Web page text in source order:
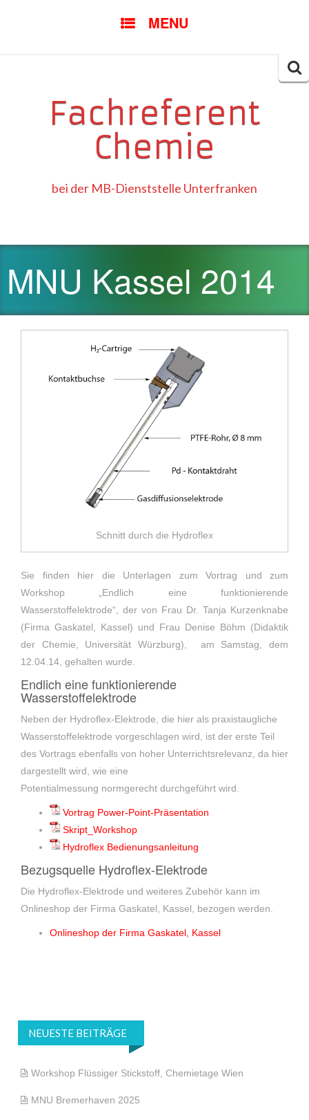
MENU
Fachreferent
Chemie
bei der MB-Dienststelle Unterfranken
MNU Kassel 2014
Schnitt durch die Hydroflex
Sie finden hier die Unterlagen zum Vortrag und zum
Workshop „Endlich eine funktionierende
Wasserstoffelektrode“, der von Frau Dr. Tanja Kurzenknabe
(Firma Gaskatel, Kassel) und Frau Denise Böhm (Didaktik
der Chemie, Universität Würzburg), am Samstag, dem
12.04.14, gehalten wurde.
Endlich eine funktionierende
Wasserstoffelektrode
Neben der Hydroflex-Elektrode, die hier als praxistaugliche
Wasserstoffelektrode vorgeschlagen wird, ist der erste Teil
des Vortrags ebenfalls von hoher Unterrichtsrelevanz, da hier
dargestellt wird, wie eine
Potentialmessung normgerecht durchgeführt wird.
Vortrag Power-Point-Präsentation
Skript_Workshop
Hydroflex Bedienungsanleitung
Bezugsquelle Hydroflex-Elektrode
Die Hydroflex-Elektrode und weiteres Zubehör kann im
Onlineshop der Firma Gaskatel, Kassel, bezogen werden.
Onlineshop der Firma Gaskatel, Kassel
NEUESTE BEITRÄGE
Workshop Flüssiger Stickstoff, Chemietage Wien
MNU Bremerhaven 2025